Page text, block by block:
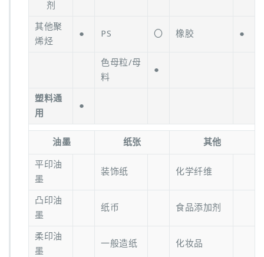
剂
其他聚
烯烃
● PS 〇 橡胶 ●
色母粒/母
料
●
塑料通
用
●
油墨 纸张 其他
平印油
墨
装饰纸 化学纤维
凸印油
墨
纸币 食品添加剂
柔印油
墨
一般造纸 化妆品